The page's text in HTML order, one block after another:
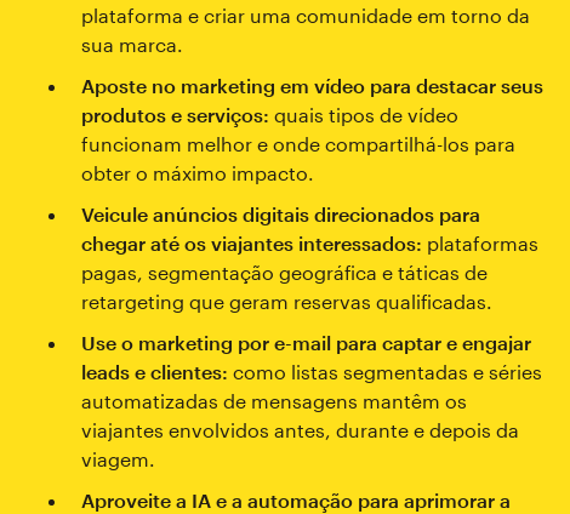
plataforma e criar uma comunidade em torno da
sua marca.
Aposte no marketing em vídeo para destacar seus
produtos e serviços: quais tipos de vídeo
funcionam melhor e onde compartilhá-los para
obter o máximo impacto.
Veicule anúncios digitais direcionados para
chegar até os viajantes interessados: plataformas
pagas, segmentação geográfica e táticas de
retargeting que geram reservas qualificadas.
Use o marketing por e-mail para captar e engajar
leads e clientes: como listas segmentadas e séries
automatizadas de mensagens mantêm os
viajantes envolvidos antes, durante e depois da
viagem.
Aproveite a IA e a automação para aprimorar a